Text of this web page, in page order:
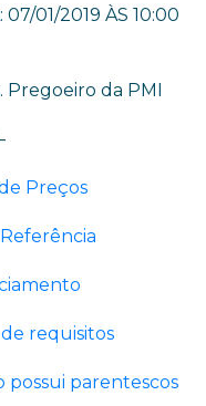
01/2019 ÀS 10:00
Pregoeiro da PMI
Preços
requisitos
possui parentescos